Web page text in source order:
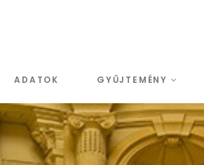
ADATOK GYŰJTEMÉNY